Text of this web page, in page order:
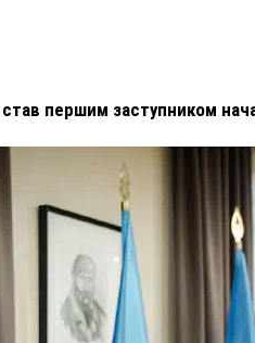
першим заступником